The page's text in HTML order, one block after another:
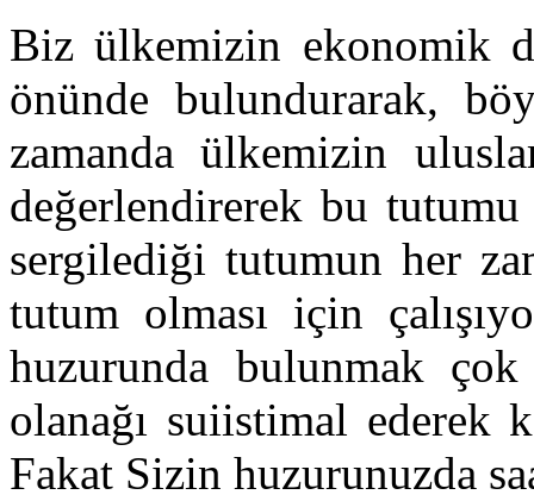
Biz ülkemizin ekonomik
önünde bulundurarak,
zamanda ülkemizin
değerlendirerek bu
sergilediği tutumun her
tutum olması için
huzurunda bulunmak
olanağı suiistimal ederek
Fakat Sizin huzurunuzda